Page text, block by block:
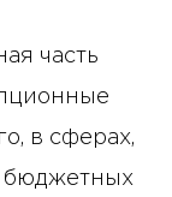
часть
в сферах,
бюджетных